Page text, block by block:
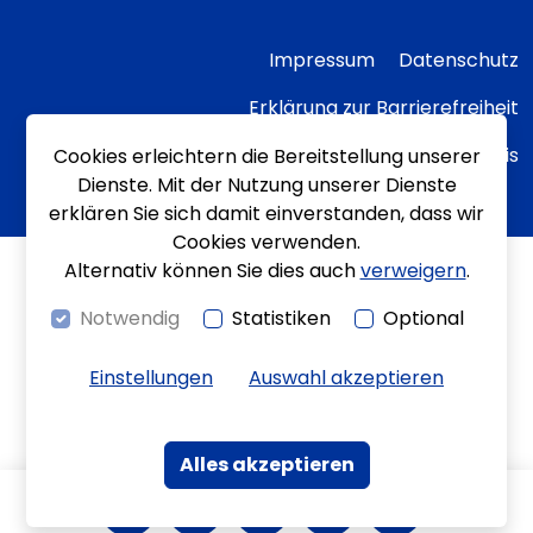
KontrastBewegungen
Leichte Sprache
Kontakt
Impressum
Datenschutz
Erklärung zur Barrierefreiheit
Transparenzhinweis
Cookies erleichtern die Bereitstellung unserer
Dienste. Mit der Nutzung unserer Dienste
erklären Sie sich damit einverstanden, dass wir
Cookies verwenden.
Alternativ können Sie dies auchverweigern.
Notwendig
Statistiken Optional
Einstellungen Auswahl akzeptieren
Alles akzeptieren